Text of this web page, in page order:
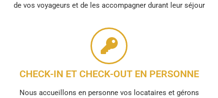
de vos voyageurs et de les accompagner durant leur séjour
CHECK-IN ET CHECK-OUT EN PERSONNE
Nous accueillons en personne vos locataires et gérons